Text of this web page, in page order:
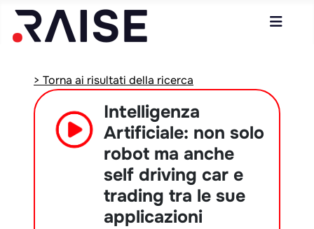
> Torna ai risultati della ricerca
Intelligenza
Artificiale: non solo
robot ma anche
self driving car e
trading tra le sue
applicazioni